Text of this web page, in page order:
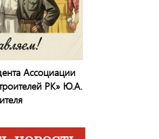
Ассоциации
РК» Ю.А.